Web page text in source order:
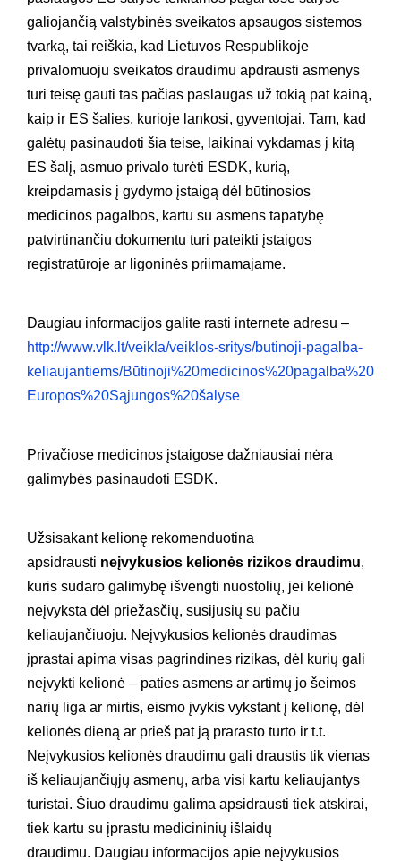
galiojančią valstybinės sveikatos apsaugos sistemos
tvarką, tai reiškia, kad Lietuvos Respublikoje
privalomuoju sveikatos draudimu apdrausti asmenys
turi teisę gauti tas pačias paslaugas už tokią pat kainą,
kaip ir ES šalies, kurioje lankosi, gyventojai. Tam, kad
galėtų pasinaudoti šia teise, laikinai vykdamas į kitą
ES šalį, asmuo privalo turėti ESDK, kurią,
kreipdamasis į gydymo įstaigą dėl būtinosios
medicinos pagalbos, kartu su asmens tapatybę
patvirtinančiu dokumentu turi pateikti įstaigos
registratūroje ar ligoninės priimamajame.
Daugiau informacijos galite rasti internete adresu –
http://www.vlk.lt/veikla/veiklos-sritys/butinoji-pagalba-
keliaujantiems/Būtinoji%20medicinos%20pagalba%20
Europos%20Sąjungos%20šalyse
Privačiose medicinos įstaigose dažniausiai nėra
galimybės pasinaudoti ESDK.
Užsisakant kelionę rekomenduotina
apsidrausti neįvykusios kelionės rizikos draudimu,
kuris sudaro galimybę išvengti nuostolių, jei kelionė
neįvyksta dėl priežasčių, susijusių su pačiu
keliaujančiuoju. Neįvykusios kelionės draudimas
įprastai apima visas pagrindines rizikas, dėl kurių gali
neįvykti kelionė – paties asmens ar artimų jo šeimos
narių liga ar mirtis, eismo įvykis vykstant į kelionę, dėl
kelionės dieną ar prieš pat ją prarasto turto ir t.t.
Neįvykusios kelionės draudimu gali draustis tik vienas
iš keliaujančiųjų asmenų, arba visi kartu keliaujantys
turistai. Šiuo draudimu galima apsidrausti tiek atskirai,
tiek kartu su įprastu medicininių išlaidų
draudimu. Daugiau informacijos apie neįvykusios